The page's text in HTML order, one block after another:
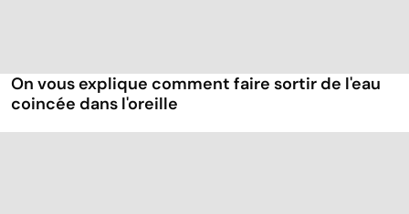
On vous explique comment faire sortir de l'eau
coincée dans l'oreille